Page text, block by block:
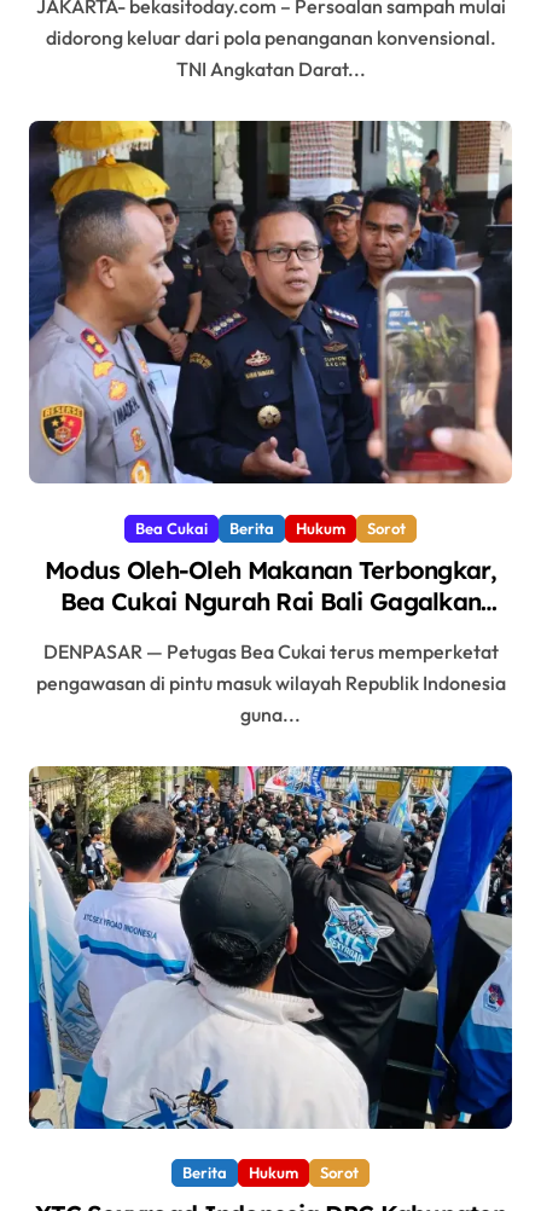
JAKARTA- bekasitoday.com – Persoalan sampah mulai
didorong keluar dari pola penanganan konvensional.
TNI Angkatan Darat...
Bea Cukai Berita Hukum Sorot
Modus Oleh-Oleh Makanan Terbongkar,
Bea Cukai Ngurah Rai Bali Gagalkan
Thailand
DENPASAR — Petugas Bea Cukai terus memperketat
pengawasan di pintu masuk wilayah Republik Indonesia
guna...
Berita Hukum Sorot